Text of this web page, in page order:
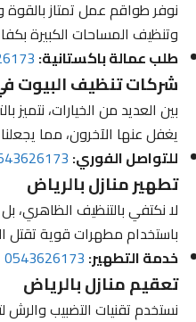
نوفر طواقم عمل تمتاز بالقوة
وتنظيف المساحات الكبيرة
طلب عمالة باكستانية:
شركات تنظيف البيوت في
بين العديد من الخيارات، نتميز
يغفل عنها الآخرون، مما يجعلنا
للتواصل الفوري:0543626173
تطهير منازل بالرياض
لا نكتفي بالتنظيف الظاهري،
باستخدام مطهرات قوية تقتل
خدمة التطهير:0543626173
تعقيم منازل بالرياض
نستخدم تقنيات التضبيب والرش